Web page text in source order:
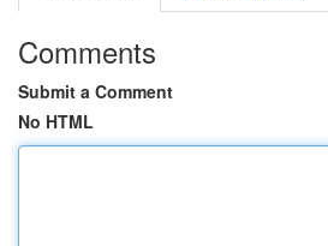
Comments
Submit a Comment
No HTML